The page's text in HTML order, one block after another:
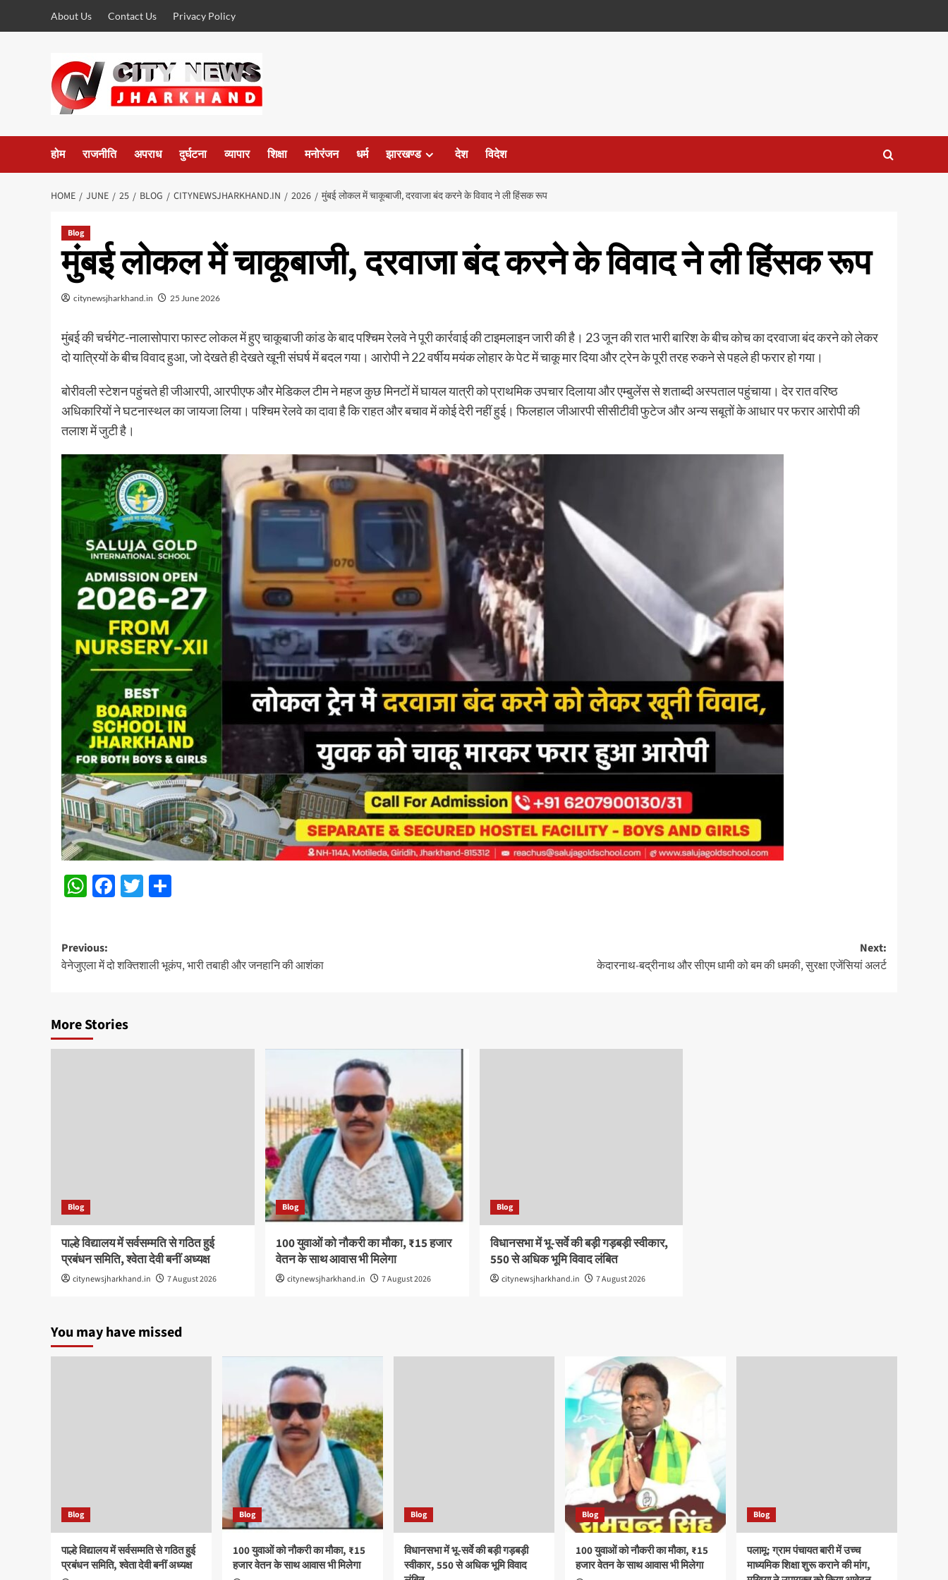
About Us Contact Us Privacy Policy
होम राजनीति अपराध दुर्घटना व्यापार शिक्षा मनोरंजन धर्म झारखण्ड देश विदेश
HOME JUNE 25 BLOG CITYNEWSJHARKHAND.IN 2026 मुंबई लोकल में चाकूबाजी, दरवाजा बंद करने के विवाद ने ली हिंसक रूप
Blog
मुंबई लोकल में चाकूबाजी, दरवाजा बंद करने के विवाद ने ली हिंसक रूप
citynewsjharkhand.in 25 June 2026
मुंबई की चर्चगेट-नालासोपारा फास्ट लोकल में हुए चाकूबाजी कांड के बाद पश्चिम रेलवे ने पूरी कार्रवाई की टाइमलाइन जारी की है। 23 जून की रात भारी बारिश के बीच कोच का दरवाजा बंद करने को लेकर
दो यात्रियों के बीच विवाद हुआ, जो देखते ही देखते खूनी संघर्ष में बदल गया। आरोपी ने 22 वर्षीय मयंक लोहार के पेट में चाकू मार दिया और ट्रेन के पूरी तरह रुकने से पहले ही फरार हो गया।
बोरीवली स्टेशन पहुंचते ही जीआरपी, आरपीएफ और मेडिकल टीम ने महज कुछ मिनटों में घायल यात्री को प्राथमिक उपचार दिलाया और एम्बुलेंस से शताब्दी अस्पताल पहुंचाया। देर रात वरिष्ठ
अधिकारियों ने घटनास्थल का जायजा लिया। पश्चिम रेलवे का दावा है कि राहत और बचाव में कोई देरी नहीं हुई। फिलहाल जीआरपी सीसीटीवी फुटेज और अन्य सबूतों के आधार पर फरार आरोपी की
तलाश में जुटी है।
WhatsApp
Facebook
Twitter
Post
navigation
Previous:
वेनेजुएला में दो शक्तिशाली भूकंप, भारी तबाही और जनहानि की आशंका
Next:
केदारनाथ-बद्रीनाथ और सीएम धामी को बम की धमकी, सुरक्षा एजेंसियां अलर्ट
More Stories
Blog
पाल्हे विद्यालय में सर्वसम्मति से गठित हुई
प्रबंधन समिति, श्वेता देवी बनीं अध्यक्ष
citynewsjharkhand.in 7 August 2026
Blog
100 युवाओं को नौकरी का मौका, ₹15 हजार
वेतन के साथ आवास भी मिलेगा
citynewsjharkhand.in 7 August 2026
Blog
विधानसभा में भू-सर्वे की बड़ी गड़बड़ी स्वीकार,
550 से अधिक भूमि विवाद लंबित
citynewsjharkhand.in 7 August 2026
You may have missed
Blog
पाल्हे विद्यालय में सर्वसम्मति से गठित हुई
प्रबंधन समिति, श्वेता देवी बनीं अध्यक्ष
Blog
100 युवाओं को नौकरी का मौका, ₹15
हजार वेतन के साथ आवास भी मिलेगा
Blog
विधानसभा में भू-सर्वे की बड़ी गड़बड़ी
स्वीकार, 550 से अधिक भूमि विवाद
Blog
100 युवाओं को नौकरी का मौका, ₹15
हजार वेतन के साथ आवास भी मिलेगा
Blog
पलामू: ग्राम पंचायत बारी में उच्च
माध्यमिक शिक्षा शुरू कराने की मांग,